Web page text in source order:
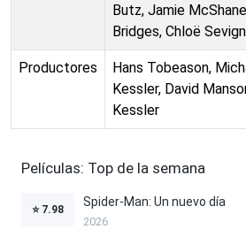
Butz, Jamie
Bridges, Chloë
Productores
Hans Tobeason,
Kessler, David
Kessler
Películas: Top de la semana
⭐ 7.98
Spider-Man: Un nuevo día
2026